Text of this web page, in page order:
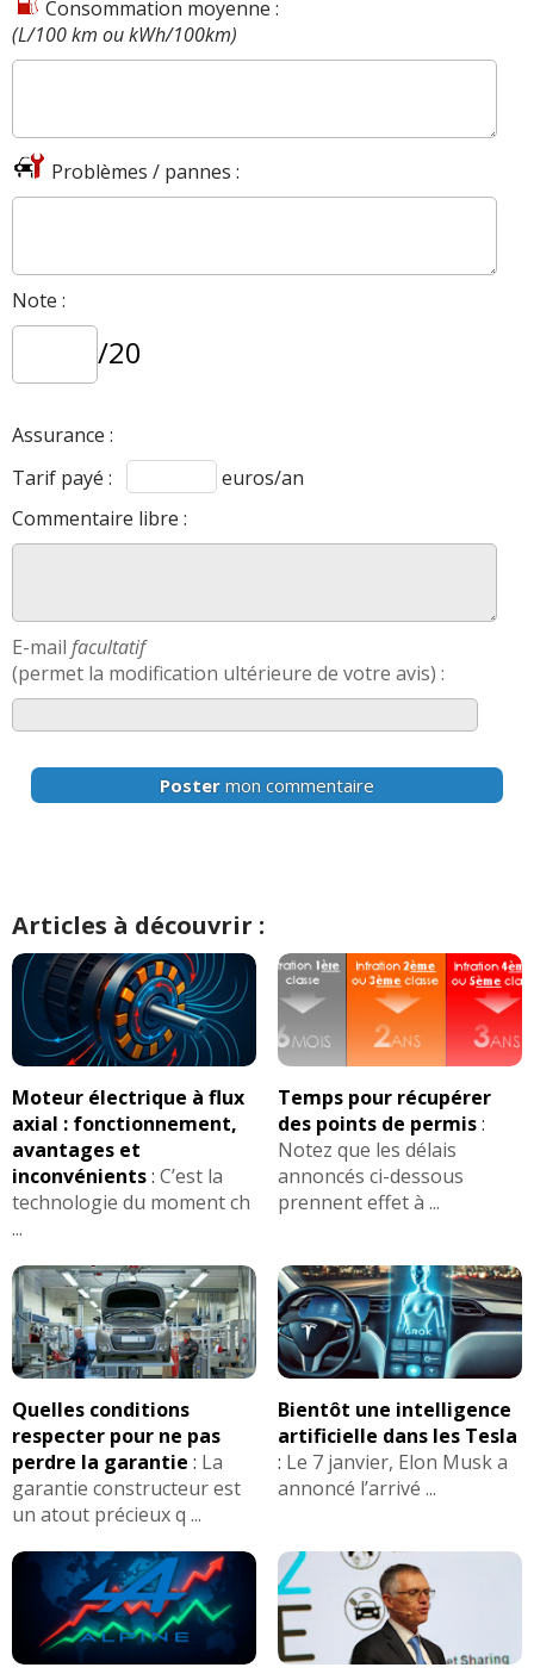
Consommation moyenne :
(L/100 km ou kWh/100km)
Problèmes / pannes :
Note :
/20
Assurance :
Tarif payé :
euros/an
Commentaire libre :
E-mail facultatif
(permet la modification ultérieure de votre avis) :
Poster mon commentaire
Articles à découvrir :
Moteur électrique à flux
axial : fonctionnement,
avantages et
inconvénients: C’est la
technologie du moment ch
...
Temps pour récupérer
des points de permis:
Notez que les délais
annoncés ci-dessous
prennent effet à ...
Quelles conditions
respecter pour ne pas
perdre la garantie : La
garantie constructeur est
un atout précieux q ...
Bientôt une intelligence
artificielle dans les Tesla
: Le 7 janvier, Elon Musk a
annoncé l’arrivé ...